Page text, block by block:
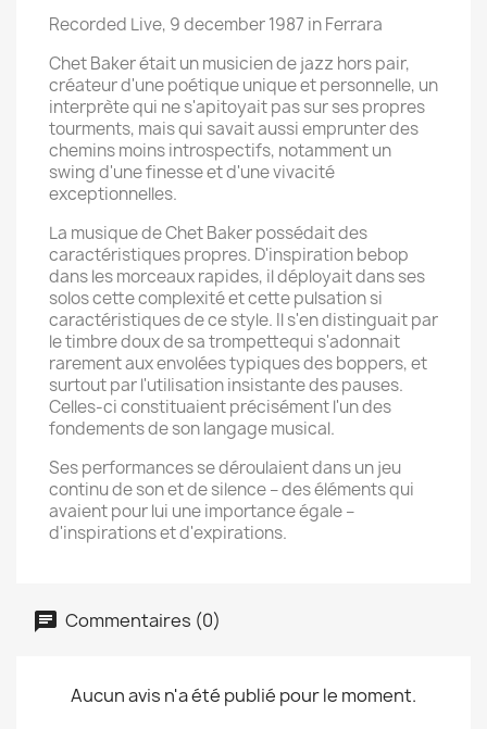
Recorded Live, 9 december 1987 in Ferrara
Chet Baker était un musicien de jazz hors pair,
créateur d'une poétique unique et personnelle, un
interprète qui ne s'apitoyait pas sur ses propres
tourments, mais qui savait aussi emprunter des
chemins moins introspectifs, notamment un
swing d'une finesse et d'une vivacité
exceptionnelles.
La musique de Chet Baker possédait des
caractéristiques propres. D'inspiration bebop
dans les morceaux rapides, il déployait dans ses
solos cette complexité et cette pulsation si
caractéristiques de ce style. Il s'en distinguait par
le timbre doux de sa trompettequi s'adonnait
rarement aux envolées typiques des boppers, et
surtout par l'utilisation insistante des pauses.
Celles-ci constituaient précisément l'un des
fondements de son langage musical.
Ses performances se déroulaient dans un jeu
continu de son et de silence – des éléments qui
avaient pour lui une importance égale –
d'inspirations et d'expirations.
Commentaires (0)
Aucun avis n'a été publié pour le moment.